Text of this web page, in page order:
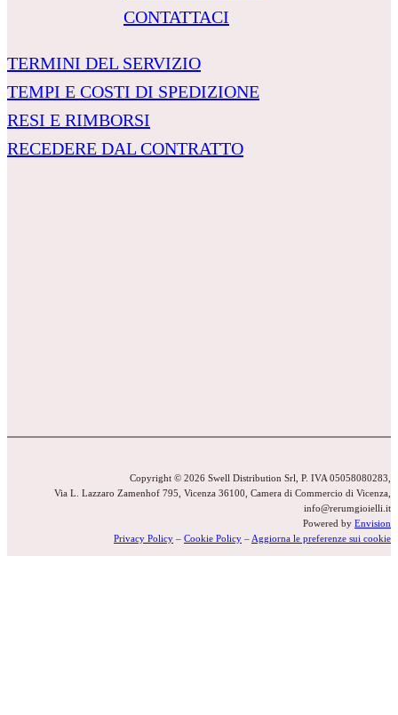
CONTATTACI
TERMINI DEL SERVIZIO
TEMPI E COSTI DI SPEDIZIONE
RESI E RIMBORSI
RECEDERE DAL CONTRATTO
Copyright © 2026 Swell Distribution Srl, P. IVA 05058080283,
Via L. Lazzaro Zamenhof 795, Vicenza 36100, Camera di Commercio di Vicenza,
info@rerumgioielli.it
Powered by Envision
Privacy Policy – Cookie Policy – Aggiorna le preferenze sui cookie